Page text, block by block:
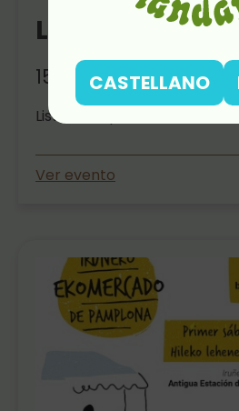
LAS TRES VIDAS
15 Oct 2025
Lista de espera…
Ver evento
CASTELLANO